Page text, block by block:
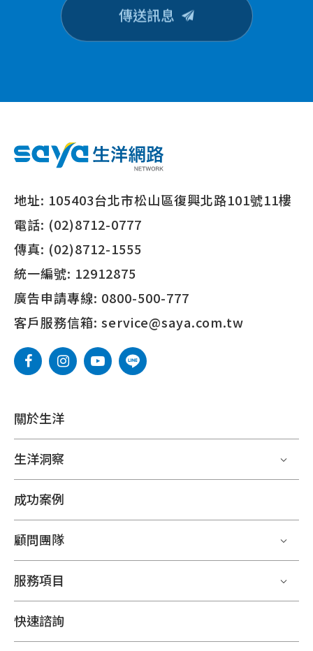
傳送訊息
地址: 105403台北市松山區復興北路101號11樓
電話: (02)8712-0777
傳真: (02)8712-1555
統一編號: 12912875
廣告申請專線: 0800-500-777
客戶服務信箱: service@saya.com.tw
關於生洋
生洋洞察
成功案例
顧問團隊
服務項目
快速諮詢